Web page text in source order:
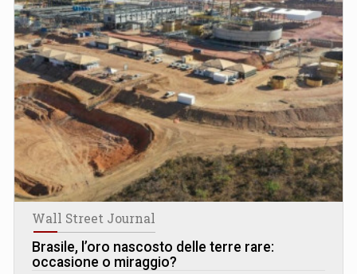
Wall Street Journal
Brasile, l’oro nascosto delle terre rare:
occasione o miraggio?